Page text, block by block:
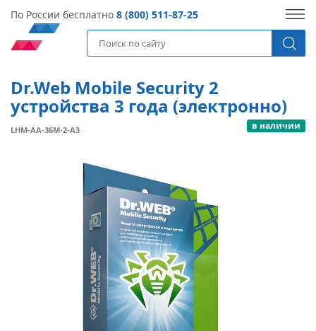
По России бесплатно 8 (800) 511-87-25
Dr.Web Mobile Security 2
устройства 3 года (электронно)
LHM-AA-36M-2-A3 в наличии